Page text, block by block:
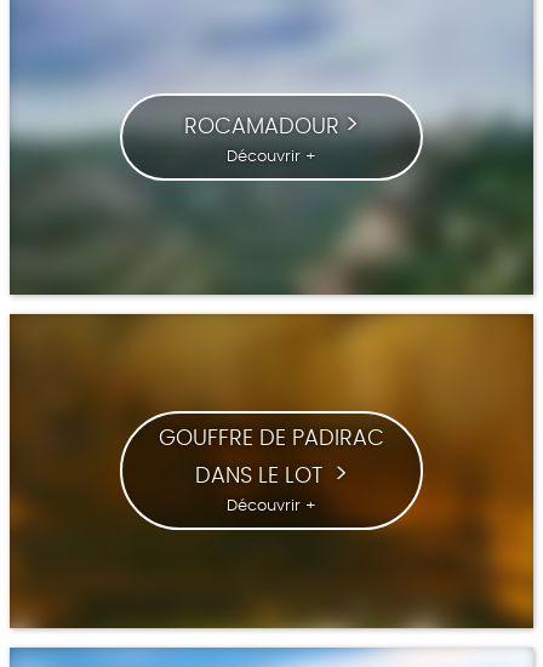
ROCAMADOUR
Découvrir +
GOUFFRE DE PADIRAC
DANS LE LOT
Découvrir +